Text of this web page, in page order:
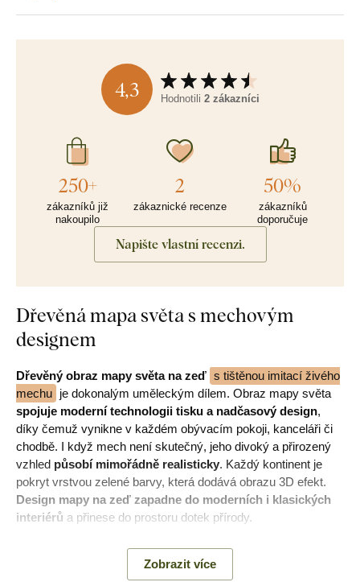
4,3 Hodnotili 2 zákazníci
250+
zákazníků již
nakoupilo
2
zákaznické recenze
50%
zákazníků
doporučuje
Napište vlastní recenzi.
Dřevěná mapa světa s mechovým
designem
Dřevěný obraz mapy světa na zeď s tištěnou imitací živého
mechu je dokonalým uměleckým dílem. Obraz mapy světa
spojuje moderní technologii tisku a nadčasový design,
díky čemuž vynikne v každém obývacím pokoji, kanceláři či
chodbě. I když mech není skutečný, jeho divoký a přirozený
vzhled působí mimořádně realisticky. Každý kontinent je
pokryt vrstvou zelené barvy, která dodává obrazu 3D efekt.
Design mapy na zeď zapadne do moderních i klasických
interiérů a přinese do prostoru dotek přírody.
Motiv mechového obrazu je vytištěný na kvalitní dřevěné
Zobrazit více